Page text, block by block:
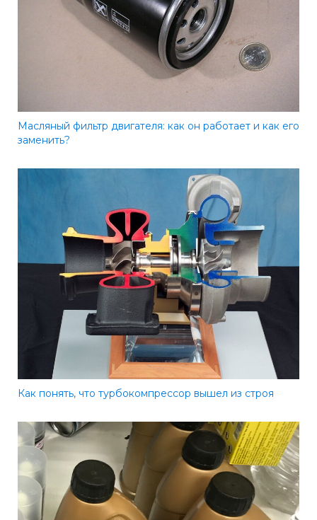
Масляный фильтр двигателя: как он работает и как его
заменить?
Как понять, что турбокомпрессор вышел из строя